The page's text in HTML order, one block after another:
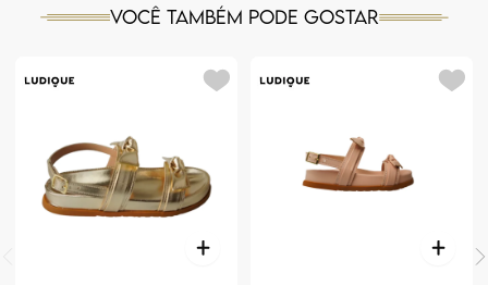
Você também pode gostar